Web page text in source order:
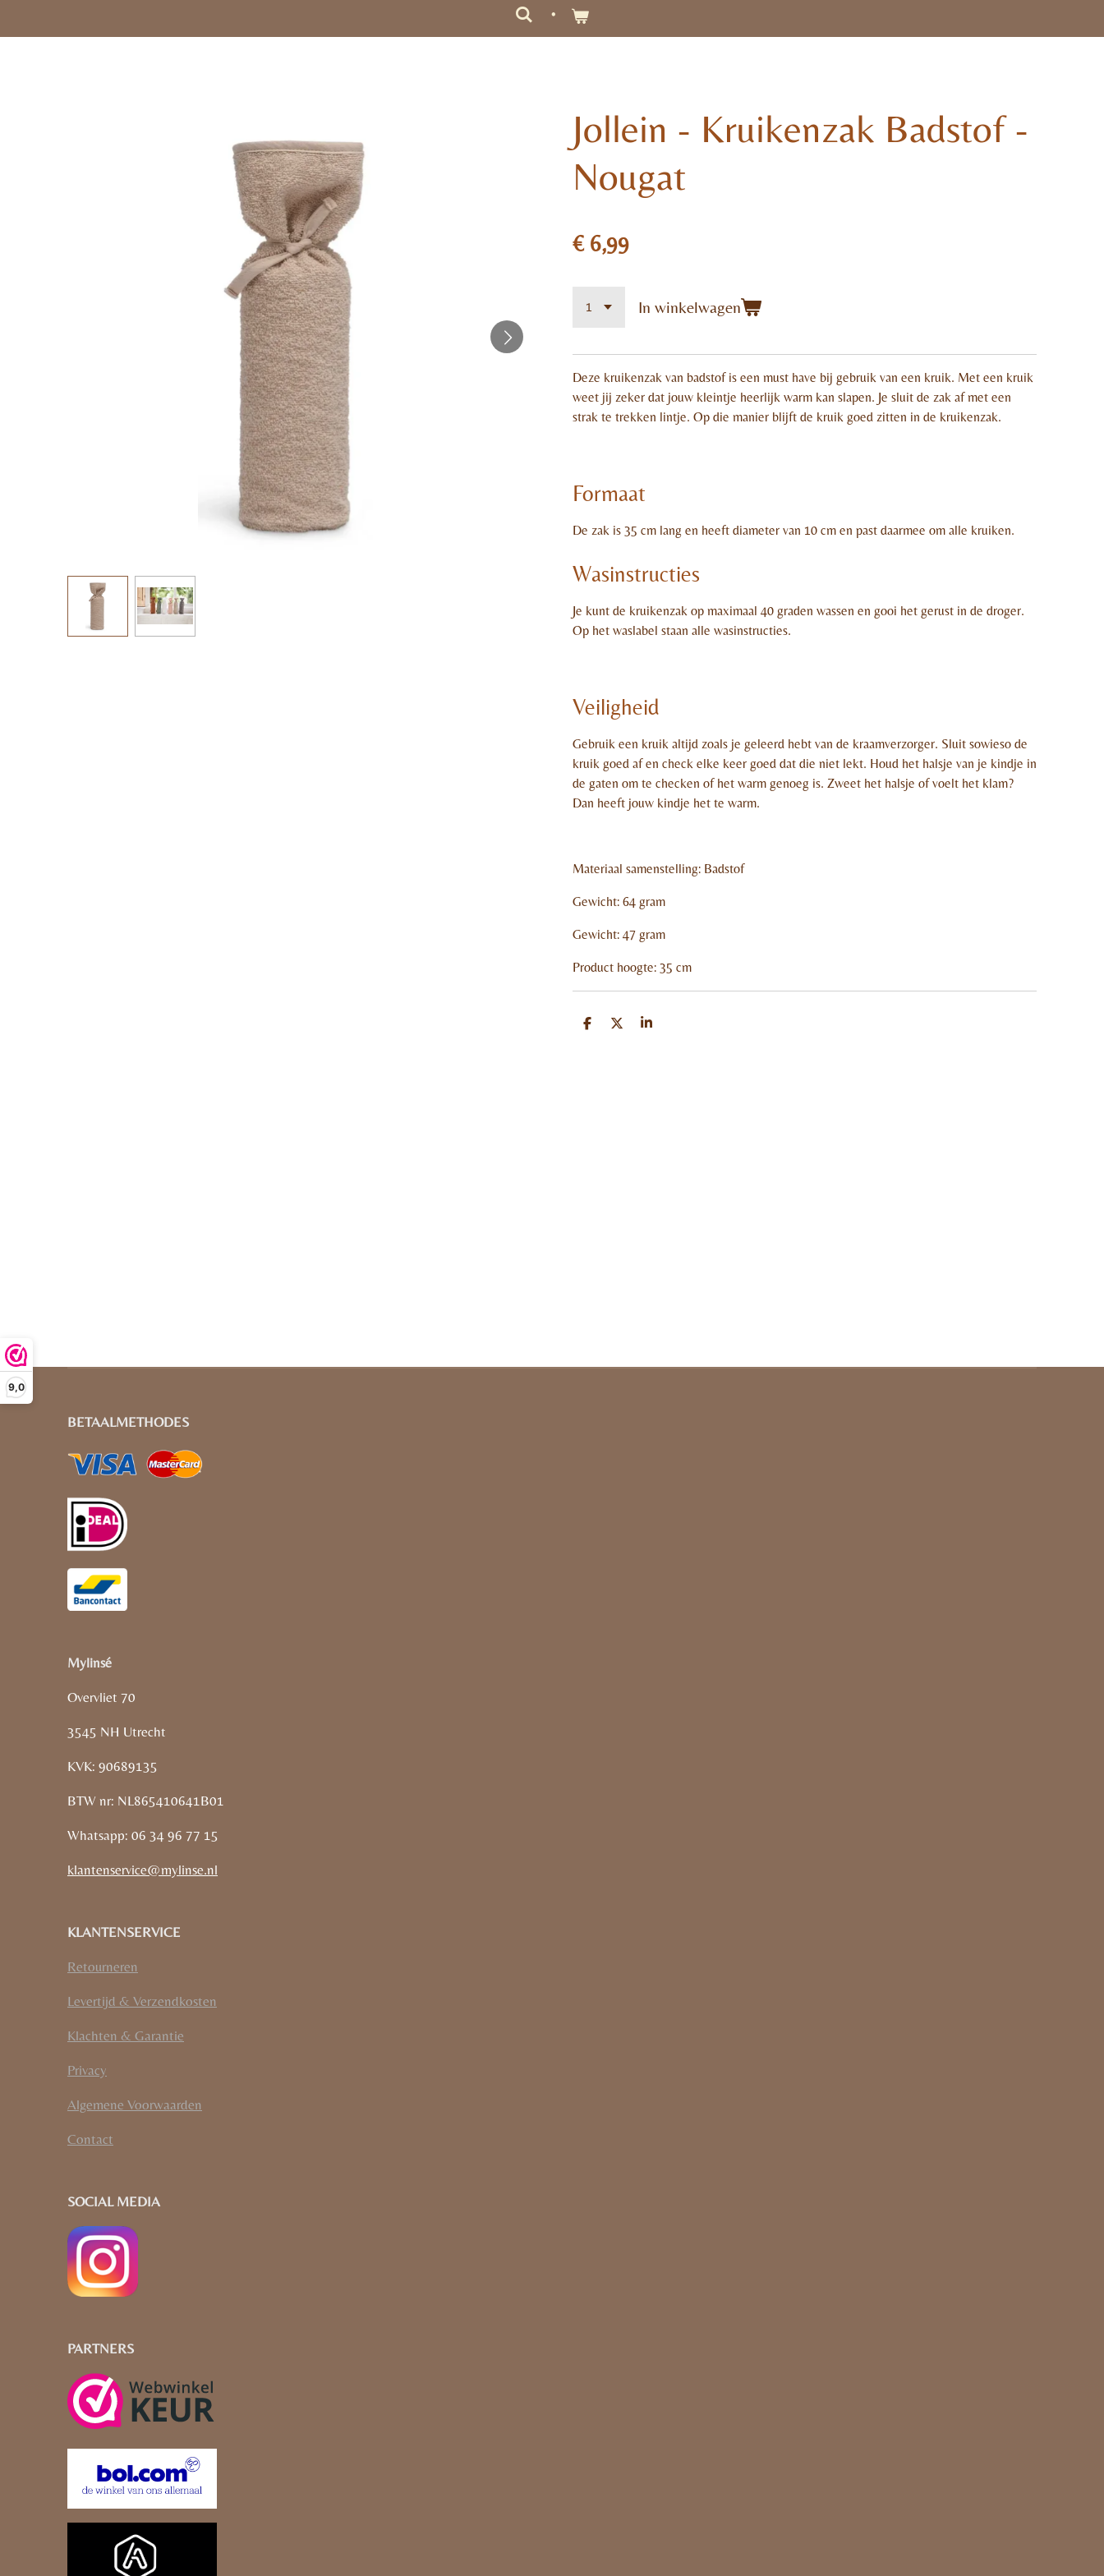
9,0
Jollein - Kruikenzak Badstof -
Nougat
€ 6,99
In winkelwagen
Deze kruikenzak van badstof is een must have bij gebruik van een kruik. Met een kruik
weet jij zeker dat jouw kleintje heerlijk warm kan slapen. Je sluit de zak af met een
strak te trekken lintje. Op die manier blijft de kruik goed zitten in de kruikenzak.
Formaat
De zak is 35 cm lang en heeft diameter van 10 cm en past daarmee om alle kruiken.
Wasinstructies
Je kunt de kruikenzak op maximaal 40 graden wassen en gooi het gerust in de droger.
Op het waslabel staan alle wasinstructies.
Veiligheid
Gebruik een kruik altijd zoals je geleerd hebt van de kraamverzorger. Sluit sowieso de
kruik goed af en check elke keer goed dat die niet lekt. Houd het halsje van je kindje in
de gaten om te checken of het warm genoeg is. Zweet het halsje of voelt het klam?
Dan heeft jouw kindje het te warm.
Materiaal samenstelling: Badstof
Gewicht: 64 gram
Gewicht: 47 gram
Product hoogte: 35 cm
D
D
S
BETAALMETHODES
Mylinsé
Overvliet 70
3545 NH Utrecht
KVK: 90689135
BTW nr: NL865410641B01
Whatsapp: 06 34 96 77 15
klantenservice@mylinse.nl
KLANTENSERVICE
Retourneren
Levertijd & Verzendkosten
Klachten & Garantie
Privacy
Algemene Voorwaarden
Contact
SOCIAL MEDIA
PARTNERS